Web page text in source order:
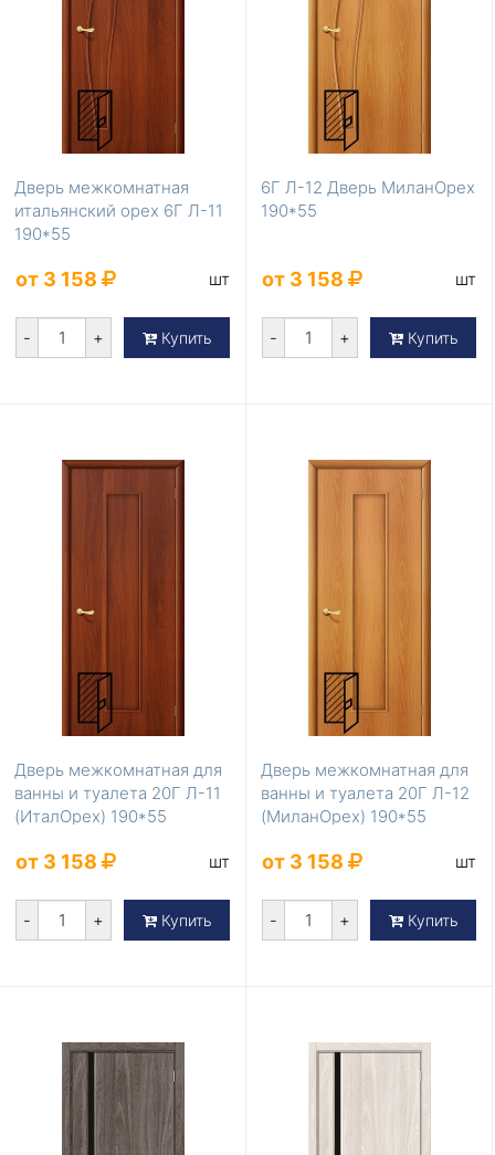
Дверь межкомнатная
итальянский орех 6Г Л-11
190*55
от 3 158 шт
- + Купить
6Г Л-12 Дверь МиланОрех
190*55
от 3 158 шт
- + Купить
Дверь межкомнатная для
ванны и туалета 20Г Л-11
(ИталОрех) 190*55
от 3 158 шт
- + Купить
Дверь межкомнатная для
ванны и туалета 20Г Л-12
(МиланОрех) 190*55
от 3 158 шт
- + Купить